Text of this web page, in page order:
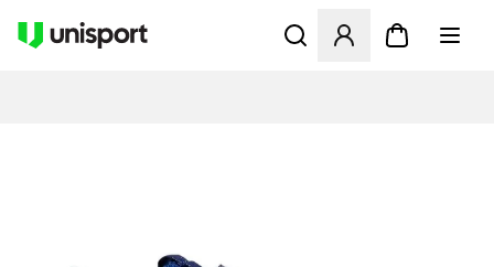
Åbner en Modal til at